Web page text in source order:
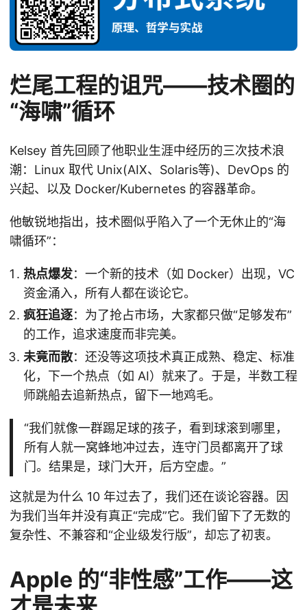
烂尾工程的诅咒——技术圈的
“海啸”循环
Kelsey 首先回顾了他职业生涯中经历的三次技术浪
潮：Linux 取代 Unix(AIX、Solaris等)、DevOps 的
兴起、以及 Docker/Kubernetes 的容器革命。
他敏锐地指出，技术圈似乎陷入了一个无休止的“海
啸循环”：
热点爆发：一个新的技术（如 Docker）出现，VC
资金涌入，所有人都在谈论它。
疯狂追逐：为了抢占市场，大家都只做“足够发布”
的工作，追求速度而非完美。
未竟而散：还没等这项技术真正成熟、稳定、标准
化，下一个热点（如 AI）就来了。于是，半数工程
师跳船去追新热点，留下一地鸡毛。
“我们就像一群踢足球的孩子，看到球滚到哪里，
所有人就一窝蜂地冲过去，连守门员都离开了球
门。结果是，球门大开，后方空虚。”
这就是为什么 10 年过去了，我们还在谈论容器。因
为我们当年并没有真正“完成”它。我们留下了无数的
复杂性、不兼容和“企业级发行版”，却忘了初衷。
Apple 的“非性感”工作——这